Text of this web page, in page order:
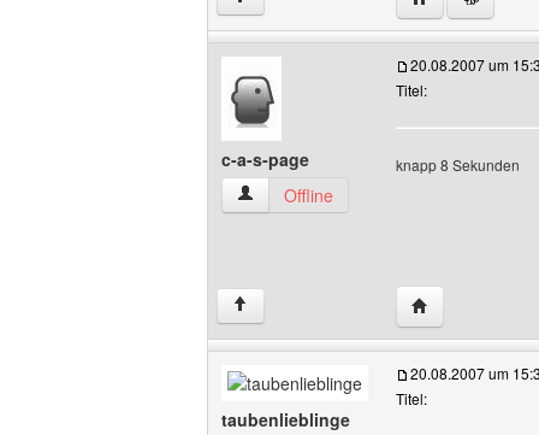
c-a-s-page
c-a-s-page Benutzer-Profile anzeigen
Offline
20.08.2007 um
Titel:
knapp 8 Sekunden
↑ Website dieses
taubenlieblinge
20.08.2007 um
Titel: